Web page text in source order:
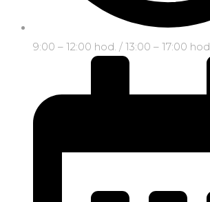
9:00 – 12:00 hod. / 13:00 – 17:00 hod.